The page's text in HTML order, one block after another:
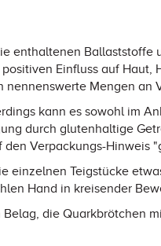
enthaltenen Ballaststoffe
Einfluss auf Haut,
Mengen an
kann es sowohl im
durch glutenhaltige
Verpackungs-Hinweis
einzelnen Teigstücke
Hand in kreisender
die Quarkbrötchen